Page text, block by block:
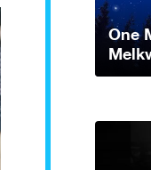
One